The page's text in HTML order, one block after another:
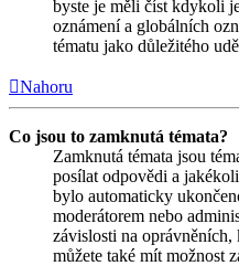
byste je měli číst kdykoli
oznámení a globálních
tématu jako důležitého
Nahoru
Co jsou to zamknutá témata?
Zamknutá témata jsou
posílat odpovědi a
bylo automaticky
moderátorem nebo
závislosti na
můžete také mít možnost